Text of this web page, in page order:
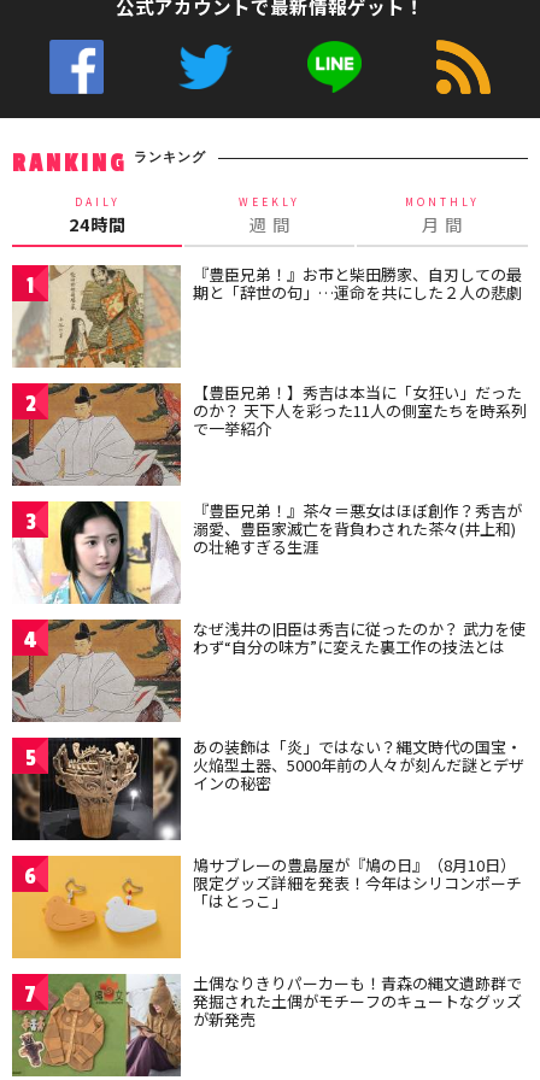
公式アカウントで最新情報ゲット！
RANKING ランキング
DAILY
24時間
WEEKLY
週 間
MONTHLY
月 間
1 『豊臣兄弟！』お市と柴田勝家、自刃しての最
期と「辞世の句」…運命を共にした２人の悲劇
2 【豊臣兄弟！】秀吉は本当に「女狂い」だった
のか？ 天下人を彩った11人の側室たちを時系列
で一挙紹介
3 『豊臣兄弟！』茶々＝悪女はほぼ創作？秀吉が
溺愛、豊臣家滅亡を背負わされた茶々(井上和)
の壮絶すぎる生涯
4 なぜ浅井の旧臣は秀吉に従ったのか？ 武力を使
わず“自分の味方”に変えた裏工作の技法とは
5 あの装飾は「炎」ではない？縄文時代の国宝・
火焔型土器、5000年前の人々が刻んだ謎とデザ
インの秘密
6 鳩サブレーの豊島屋が『鳩の日』（8月10日）
限定グッズ詳細を発表！今年はシリコンポーチ
「はとっこ」
7 土偶なりきりパーカーも！青森の縄文遺跡群で
発掘された土偶がモチーフのキュートなグッズ
が新発売